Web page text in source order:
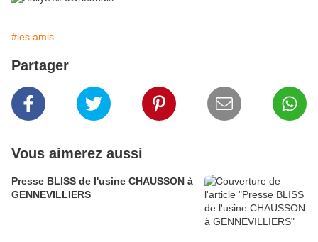
#les amis
Partager
Vous aimerez aussi
Presse BLISS de l'usine CHAUSSON à
GENNEVILLIERS